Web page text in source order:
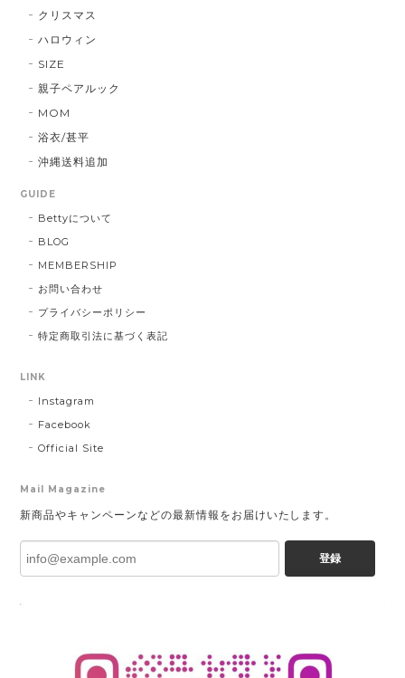
クリスマス
ハロウィン
SIZE
親子ペアルック
MOM
浴衣/甚平
沖縄送料追加
GUIDE
Bettyについて
BLOG
MEMBERSHIP
お問い合わせ
プライバシーポリシー
特定商取引法に基づく表記
LINK
Instagram
Facebook
Official Site
Mail Magazine
新商品やキャンペーンなどの最新情報をお届けいたします。
登録